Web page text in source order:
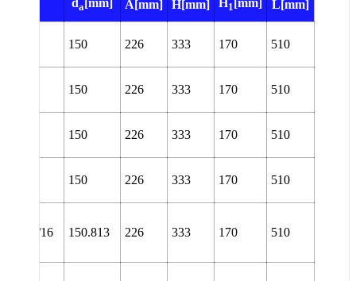
a A[mm] H[mm] 1 L[mm]
150 226 333 170 510
150 226 333 170 510
150 226 333 170 510
150 226 333 170 510
5.15/16
150.813 226 333 170 510